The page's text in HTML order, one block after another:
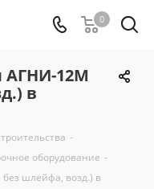
0
АГНИ-12М
в
-
оборудование -
без шлейфа, возд.) в